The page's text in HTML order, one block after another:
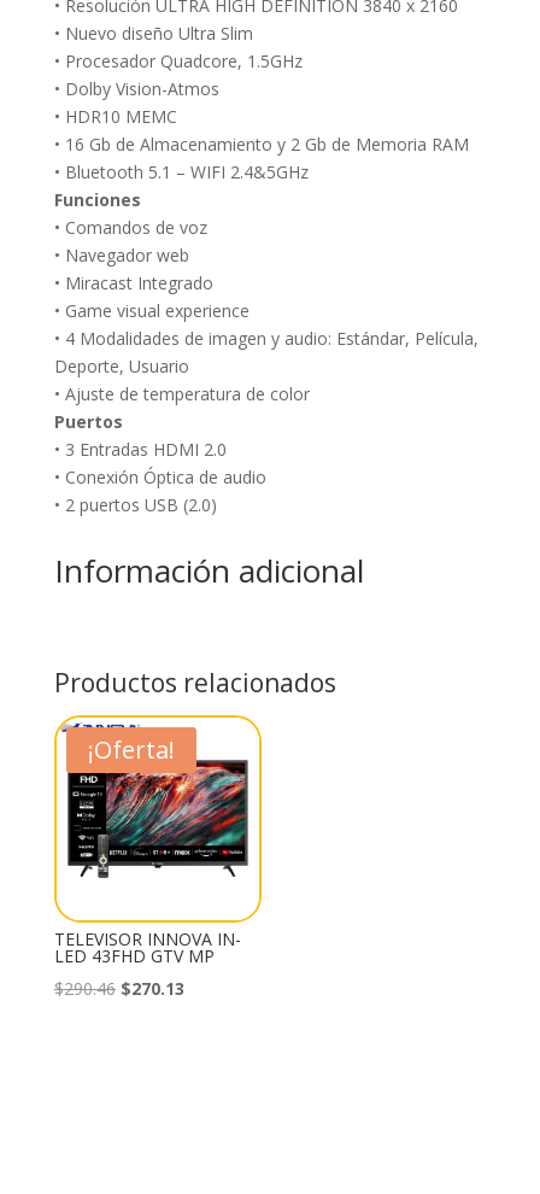
• Resolución ULTRA HIGH DEFINITION 3840 x 2160
• Nuevo diseño Ultra Slim
• Procesador Quadcore, 1.5GHz
• Dolby Vision-Atmos
• HDR10 MEMC
• 16 Gb de Almacenamiento y 2 Gb de Memoria RAM
• Bluetooth 5.1 – WIFI 2.4&5GHz
Funciones
• Comandos de voz
• Navegador web
• Miracast Integrado
• Game visual experience
• 4 Modalidades de imagen y audio: Estándar, Película,
Deporte, Usuario
• Ajuste de temperatura de color
Puertos
• 3 Entradas HDMI 2.0
• Conexión Óptica de audio
• 2 puertos USB (2.0)
Información adicional
Productos relacionados
¡Oferta!
TELEVISOR INNOVA IN-
LED 43FHD GTV MP
$290.46 El
$270.13El